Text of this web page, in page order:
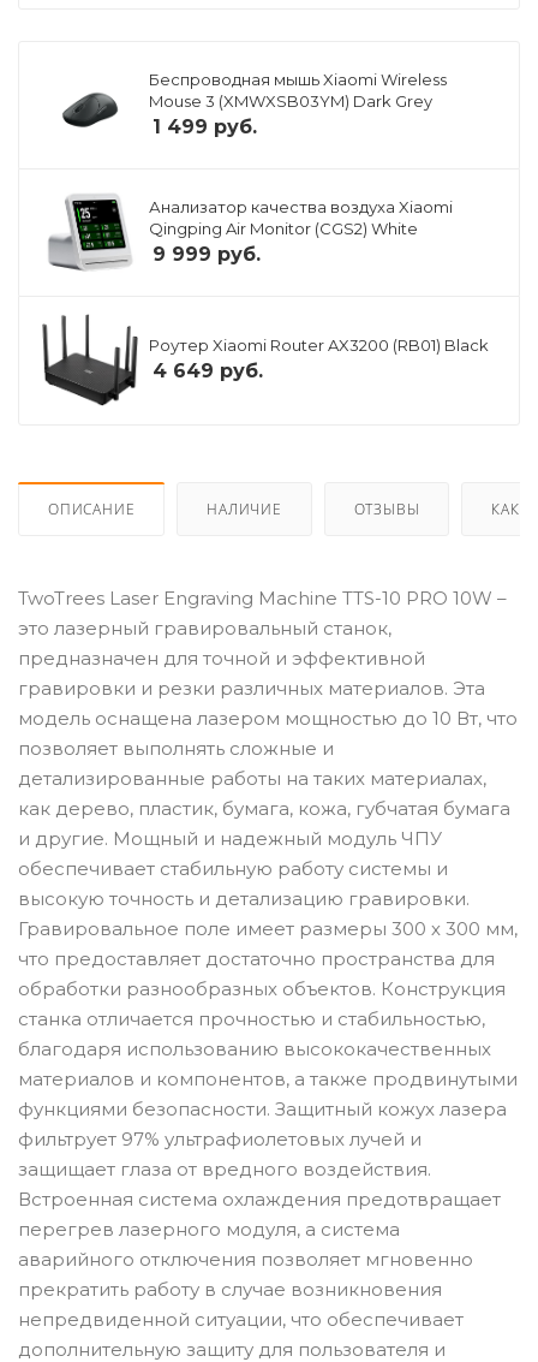
Беспроводная мышь Xiaomi Wireless
Mouse 3 (XMWXSB03YM) Dark Grey
1 499 руб.
Анализатор качества воздуха Xiaomi
Qingping Air Monitor (CGS2) White
9 999 руб.
Роутер Xiaomi Router AX3200 (RB01) Black
4 649 руб.
ОПИСАНИЕ НАЛИЧИЕ ОТЗЫВЫ КАК
TwoTrees Laser Engraving Machine TTS-10 PRO 10W –
это лазерный гравировальный станок,
предназначен для точной и эффективной
гравировки и резки различных материалов. Эта
модель оснащена лазером мощностью до 10 Вт, что
позволяет выполнять сложные и
детализированные работы на таких материалах,
как дерево, пластик, бумага, кожа, губчатая бумага
и другие. Мощный и надежный модуль ЧПУ
обеспечивает стабильную работу системы и
высокую точность и детализацию гравировки.
Гравировальное поле имеет размеры 300 х 300 мм,
что предоставляет достаточно пространства для
обработки разнообразных объектов. Конструкция
станка отличается прочностью и стабильностью,
благодаря использованию высококачественных
материалов и компонентов, а также продвинутыми
функциями безопасности. Защитный кожух лазера
фильтрует 97% ультрафиолетовых лучей и
защищает глаза от вредного воздействия.
Встроенная система охлаждения предотвращает
перегрев лазерного модуля, а система
аварийного отключения позволяет мгновенно
прекратить работу в случае возникновения
непредвиденной ситуации, что обеспечивает
дополнительную защиту для пользователя и